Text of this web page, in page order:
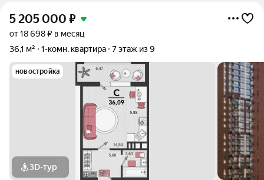
5 205 000 ₽
от 18 698 ₽ в месяц
36,1 м²
1-комн. квартира 7 этаж из 9
новостройка
3D-тур